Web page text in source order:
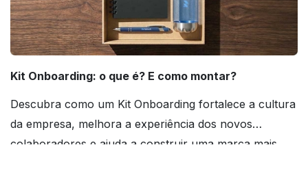
Kit Onboarding: o que é? E como montar?
Descubra como um Kit Onboarding fortalece a cultura
da empresa, melhora a experiência dos novos
colaboradores e ajuda a construir uma marca mais